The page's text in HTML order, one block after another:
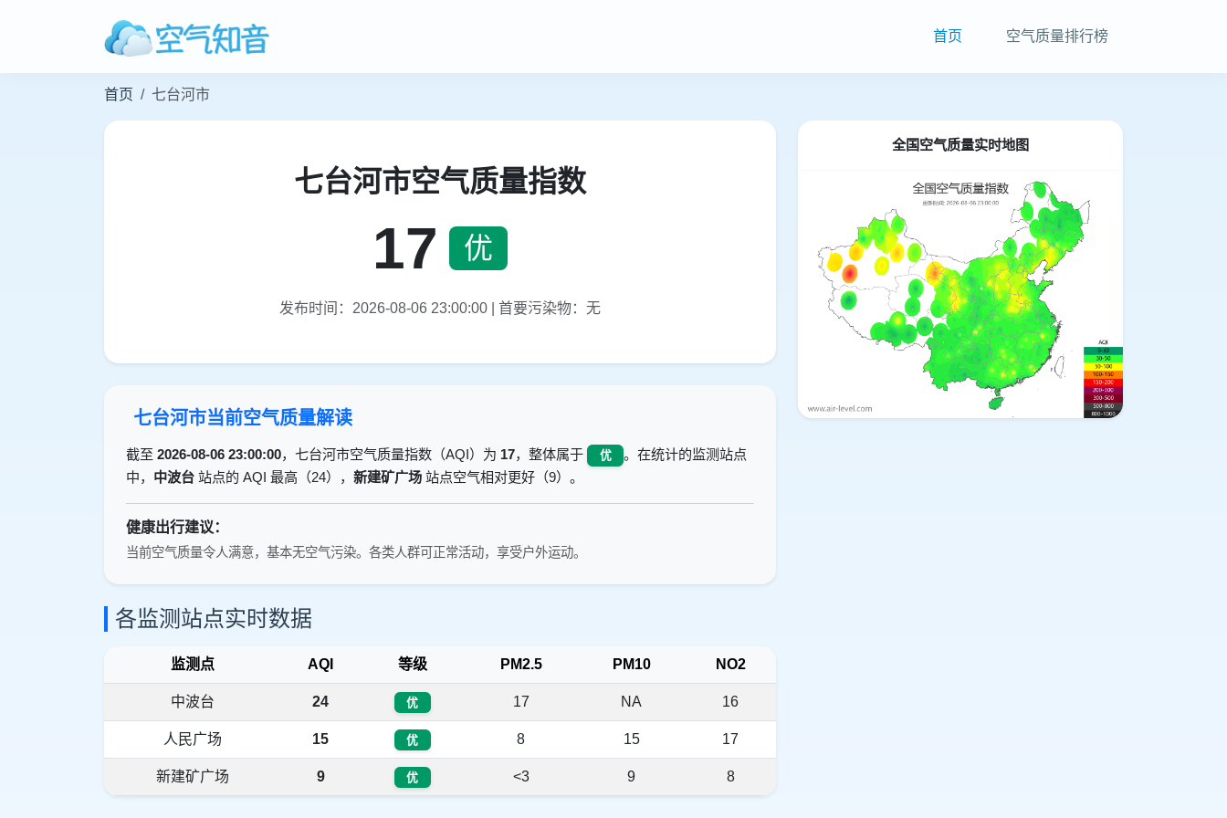
首页 空气质量排行榜
首页 七台河市
七台河市空气质量指数
17 优
发布时间：2026-08-06 23:00:00 | 首要污染物：无
七台河市当前空气质量解读
截至 2026-08-06 23:00:00，七台河市空气质量指数（AQI）为 17，整体属于 优
。在统计的监测站点
中， 中波台 站点的 AQI 最高（24）， 新建矿广场 站点空气相对更好（9）。
健康出行建议：
当前空气质量令人满意，基本无空气污染。各类人群可正常活动，享受户外运动。
各监测站点实时数据
监测点 AQI 等级 PM2.5 PM10 NO2
中波台 24 优 17 NA 16
人民广场 15 优 8 15 17
新建矿广场 9 优 <3 9 8
全国空气质量实时地图